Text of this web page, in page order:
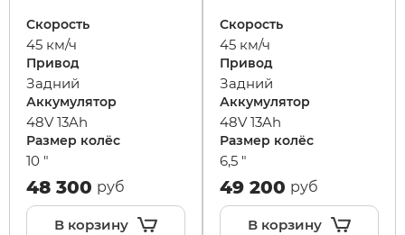
Скорость
45 км/ч
Привод
Задний
Аккумулятор
48V 13Ah
Размер колёс
10 "
48 300 руб
В корзину
Скорость
45 км/ч
Привод
Задний
Аккумулятор
48V 13Ah
Размер колёс
6,5 "
49 200 руб
В корзину